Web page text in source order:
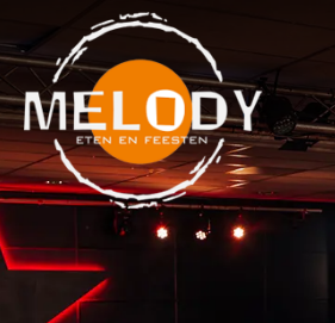
Home
Zalen